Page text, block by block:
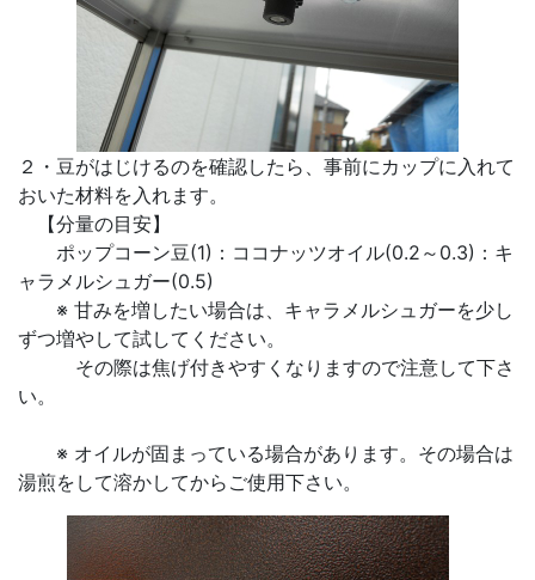
２・豆がはじけるのを確認したら、事前にカップに入れて
おいた材料を入れます。
【分量の目安】
ポップコーン豆(1)：ココナッツオイル(0.2～0.3)：キ
ャラメルシュガー(0.5)
※ 甘みを増したい場合は、キャラメルシュガーを少し
ずつ増やして試してください。
その際は焦げ付きやすくなりますので注意して下さ
い。
※ オイルが固まっている場合があります。その場合は
湯煎をして溶かしてからご使用下さい。